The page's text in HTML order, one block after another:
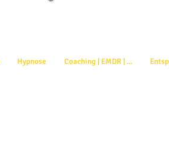
Hypnose Coaching | EMDR | ...